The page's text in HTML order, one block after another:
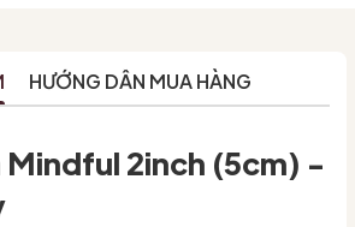
HƯỚNG DẪN MUA HÀNG
Mindful 2inch (5cm) -